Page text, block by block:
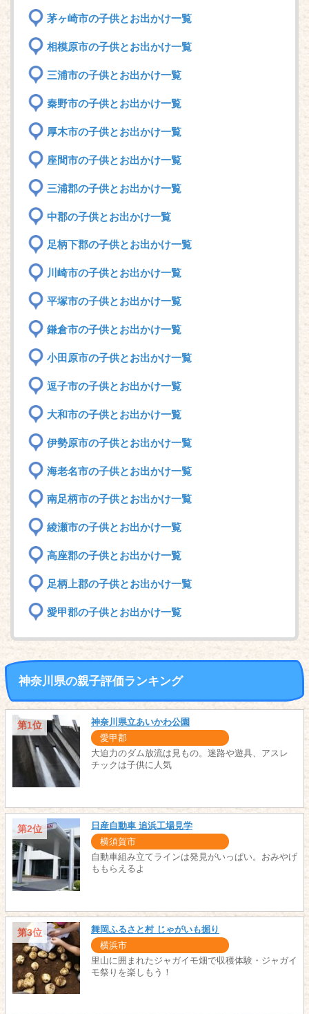
茅ヶ崎市の子供とお出かけ一覧
相模原市の子供とお出かけ一覧
三浦市の子供とお出かけ一覧
秦野市の子供とお出かけ一覧
厚木市の子供とお出かけ一覧
座間市の子供とお出かけ一覧
三浦郡の子供とお出かけ一覧
中郡の子供とお出かけ一覧
足柄下郡の子供とお出かけ一覧
川崎市の子供とお出かけ一覧
平塚市の子供とお出かけ一覧
鎌倉市の子供とお出かけ一覧
小田原市の子供とお出かけ一覧
逗子市の子供とお出かけ一覧
大和市の子供とお出かけ一覧
伊勢原市の子供とお出かけ一覧
海老名市の子供とお出かけ一覧
南足柄市の子供とお出かけ一覧
綾瀬市の子供とお出かけ一覧
高座郡の子供とお出かけ一覧
足柄上郡の子供とお出かけ一覧
愛甲郡の子供とお出かけ一覧
神奈川県の親子評価ランキング
第1位 神奈川県立あいかわ公園
愛甲郡
大迫力のダム放流は見もの。迷路や遊具、アスレ
チックは子供に人気
第2位 日産自動車 追浜工場見学
横須賀市
自動車組み立てラインは発見がいっぱい。おみやげ
ももらえるよ
第3位 舞岡ふるさと村 じゃがいも掘り
横浜市
里山に囲まれたジャガイモ畑で収穫体験・ジャガイ
モ祭りを楽しもう！